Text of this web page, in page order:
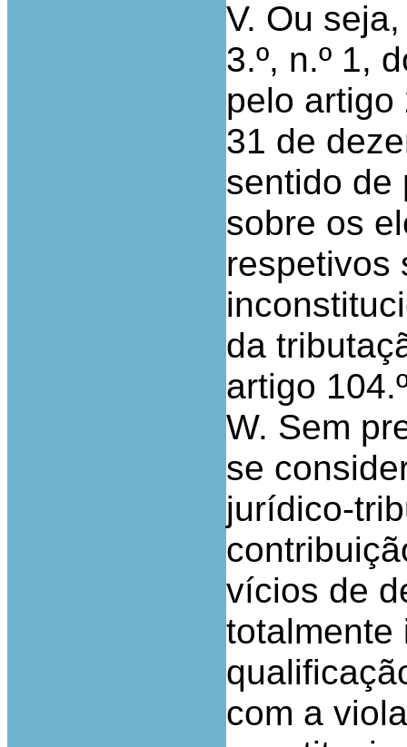
V. Ou
3.º, n.º 1,
pelo artigo
31 de
sentido de
sobre os
respetivos
da
artigo
W. Sem
se
jurídico-
vícios de
totalmente
com a